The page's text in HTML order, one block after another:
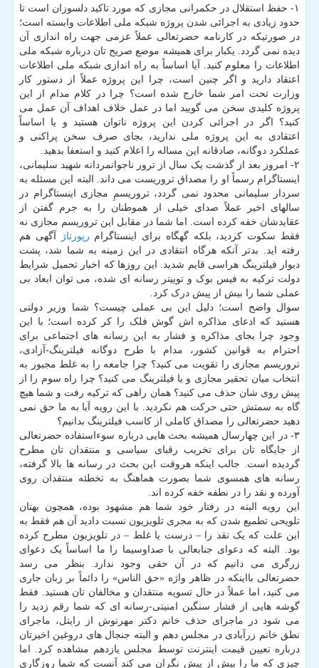
۱- حفظ استقلال در حکمرانی مجازی که مورد تاکید دلسوزان است تا
حدود زیادی به اجرائی شدن پروژه شبکه ملی اطلاعات وابسته است؛
در صورتیکه در کارنامه حضرتعالی عملاً عزمی جهت راه اندازی آن
دیده نمی گردد. یکبار برای همیشه موضع صریح تان درباره شبکه ملی
اطلاعات را معلوم کنید. آیا اساساً به راه اندازی شبکه ملی اطلاعات
اعتقاد دارید و اگر چنین است، چرا این پروژه عملاً از دستور کار
وزارت تحت امر شما خارج شده است؟ چرا در کلام مدام از این
پروژه کلیدی سخن می گویید اما در عمل خلاف اهداف آن عمل می
کنید؟ اگر در اجرائی کردن این پروژه ناتوان هستید و یا اساساً
اعتقادی به این پروژه ملی ندارید، بجای صرف سخن پراکنی و
عملکرد دوگانه، صادقانه این مساله را اعلام کنید و استعفا بدهید.
۲- امروز بعد از گذشت یک سال از ترور ناجوانمردانه شهید سلیمانی،
اینستاگرام رسماً او را مصداق تروریست می داند. البته این مسئله به
سردار سلیمانی محدود نمی گردد، تروریسمِ مجازی اینستاگرام در
سالهای اخیر عملاً صدای خیلی از هموطنان را به جرم گفتن از
عقایدشان خفه کرده است. اما شما در مقابل این تروریسم مجازی نه
فقط سکوت کردید، بلکه گهگاه برای اینستاگرام رپورتاژ
آگهی هم
رفته اید. بدتر آنکه هرگاه انتقادی در این زمینه به شما شد، پشت
دیوار فیلترینگ هراسی قایم شدید. این روزها که اخبار تحمیل شرایط
دولت ترکیه به فیس بوک و توییتر رسانه ای شده، می توان ابعاد بی
عملی شما را بیش از پیش درک کرد.
سوال واضح است؛ دلیل این بی عملی چیست؟ شما وزیر دولتی
هستید که ادعای مذاکره اش گوش فلک را کر کرده است؛ با این
وجود چرا بجای مذاکره و فشار به این رسانه های اجتماعی برای
احترام به قوانین کشور، مدام با طرح دوگانه فیلترینگ-آزادی،
تروریسم مجازی را تقویت می کنید؟ چرا جامعه را به غلط مجبور به
انتخاب میان تحقیر مجازی و یا فیلترینگ می کنید؟ چرا راه سوم را از
پیش روی شان حذف می کنید؟ همان راهی که ترکیه رفت و شما هیچ
گاه به سمتش حتی حرکت هم نکردید. با این رویه آیا به ما حق نمی
دهید حضرتعالی را مصداق کاملی از کاسب فیلترینگ بدانیم؟
۳- در این چهارسال همیشه بحث هایی درباره سوءاستفاده حضرتعالی
از جایگاه تان برای تخریب رقبای سیاسی و منتقدان تان مطرح
گردیده است. جالب اینکه هروقت این بحث در رسانه ها بالا گرفته،
رسانه های همسوی شما بصورت هماهنگ به تخطئه منتقدان روی
آورده و نقد را در نطفه خفه کرده اند.
این رویه البته در رفتار خود شما هم مشهود بوده، همچون بهتان
تلویحی تطمیع شدن که به مجری تلویزیون نسبت دادید آن هم فقط به
این علت که یک نقد را – درست یا غلط – در تلویزیون مطرح کرده
بود. البته که دعوای جنابعالی با صداوسیما را ما اساساً یک دعوای
زرگری می دانیم که در آن حقی وجود ندارد. بنظر می رسد
حضرتعالی بااینکه در ظاهر واژه «حق الناس» را دائماً بر زبان جاری
می کنید، اما عملاً در حال تسویه منتقدان و مخالفان تان هستید. فقط
گوشه هایی از فشار سنگین امنیتی-رسانه ای که شما رقم زدید را
می شود در ماجرای حذف خانم دکتر مهرنوش از رایتل، ماجرای
نطق خانم زرآبادی در مجلس دهم و البته جنجال های دروغین اخیرتان
درباره تعیین قیمت اینترنت توسط مجلس یازدهم مشاهده کرد. اما
چیزی که ما را بیش از پیش نگران می کند آنست که شما روزگاری